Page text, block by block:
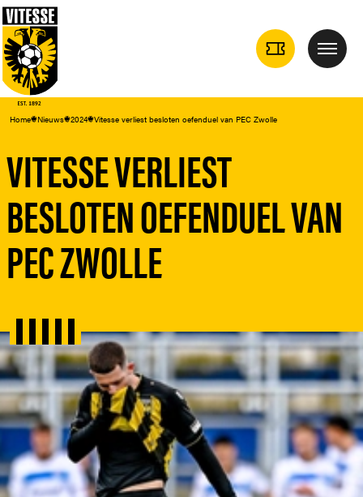
TICKETS
Menu
Home Nieuws 2024 Vitesse verliest besloten oefenduel van PEC Zwolle
VITESSE VERLIEST
BESLOTEN OEFENDUEL VAN
PEC ZWOLLE